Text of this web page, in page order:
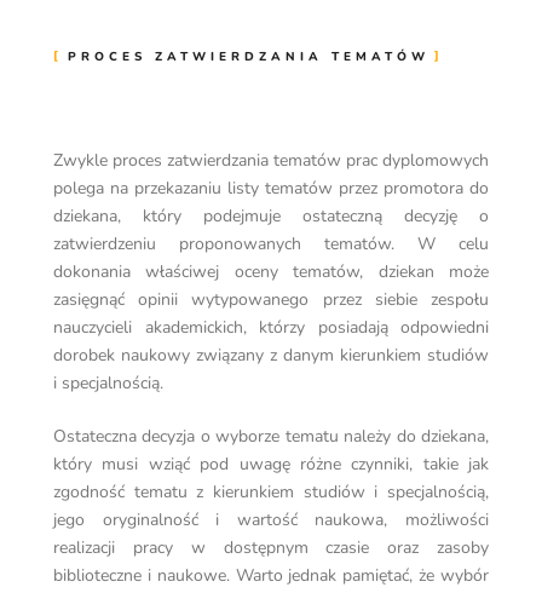
PROCES ZATWIERDZANIA TEMATÓW
Zwykle proces zatwierdzania tematów prac dyplomowych
polega na przekazaniu listy tematów przez promotora do
dziekana, który podejmuje ostateczną decyzję o
zatwierdzeniu proponowanych tematów. W celu
dokonania właściwej oceny tematów, dziekan może
zasięgnąć opinii wytypowanego przez siebie zespołu
nauczycieli akademickich, którzy posiadają odpowiedni
dorobek naukowy związany z danym kierunkiem studiów
i specjalnością.
Ostateczna decyzja o wyborze tematu należy do dziekana,
który musi wziąć pod uwagę różne czynniki, takie jak
zgodność tematu z kierunkiem studiów i specjalnością,
jego oryginalność i wartość naukowa, możliwości
realizacji pracy w dostępnym czasie oraz zasoby
biblioteczne i naukowe. Warto jednak pamiętać, że wybór